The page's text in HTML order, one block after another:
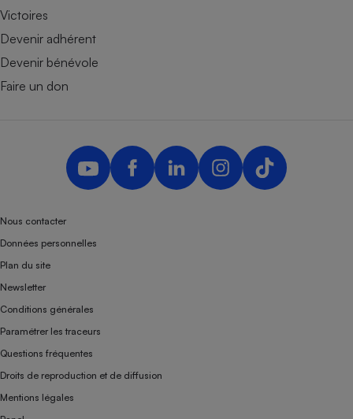
Victoires
Devenir adhérent
Devenir bénévole
Faire un don
Nous contacter
Données personnelles
Plan du site
Newsletter
Conditions générales
Paramétrer les traceurs
Questions fréquentes
Droits de reproduction et de diffusion
Mentions légales